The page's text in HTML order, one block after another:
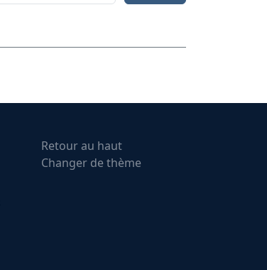
Retour au haut
Changer de thème